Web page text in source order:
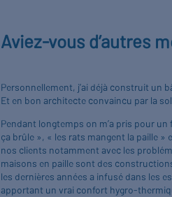
Aviez-vous d’autres
Personnellement, j’ai déjà construit un
Et en bon architecte convaincu par la
Pendant longtemps on m’a pris pour
ça brûle », « les rats mangent la paille
nos clients notamment avec les
maisons en paille sont des
les dernières années a infusé dans les
apportant un vrai confort hygro-